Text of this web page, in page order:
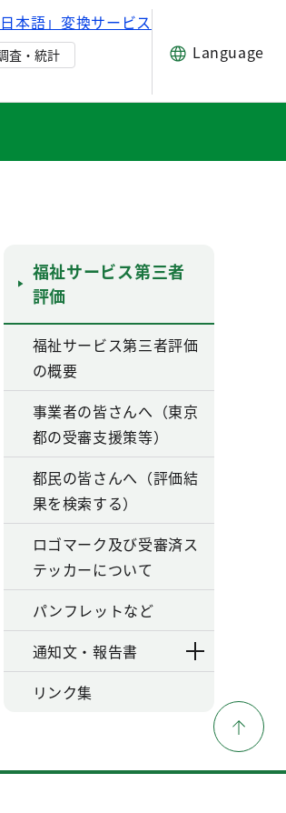
日本語」変換サービス
査・統計
Language
福祉サービス第三者
評価
福祉サービス第三者評価
の概要
事業者の皆さんへ（東京
都の受審支援策等）
都民の皆さんへ（評価結
果を検索する）
ロゴマーク及び受審済ス
テッカーについて
パンフレットなど
通知文・報告書
リンク集